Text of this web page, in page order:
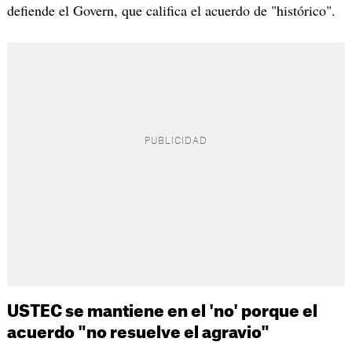
defiende el Govern, que califica el acuerdo de "histórico".
USTEC se mantiene en el 'no' porque el
acuerdo "no resuelve el agravio"